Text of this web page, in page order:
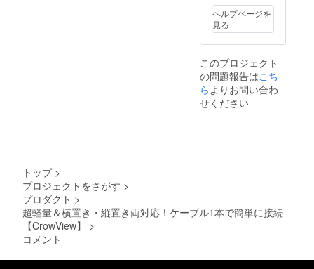
ショッ
プなど
にて一
般販売
定で
す。
ヘルプページを
見る
このプロジェクト
の問題報告はこち
ら よりお問い合わ
せください
トップ >
プロジェクトをさがす >
プロダクト >
超軽量＆横置き・縦置き両対応！ケーブル1本で簡単に接続
【CrowView】
>
コメント